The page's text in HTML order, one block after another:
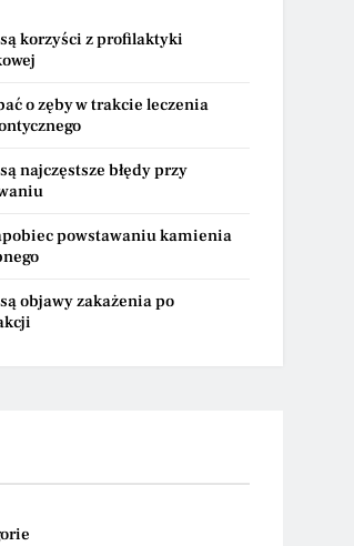
korzyści z profilaktyki
o zęby w trakcie leczenia
najczęstsze błędy przy
powstawaniu kamienia
objawy zakażenia po